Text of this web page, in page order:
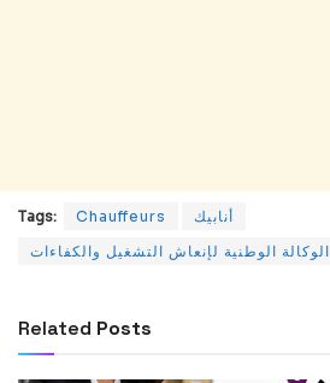
Tags: Chauffeurs
أنابيك
الوكالة الوطنية لإنعاش التشغيل والكفاءات
Related Posts